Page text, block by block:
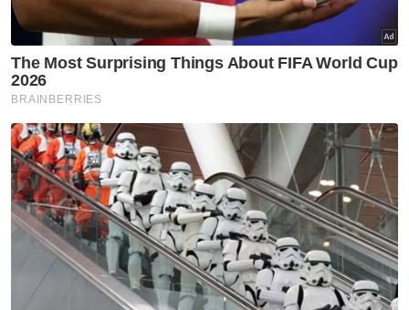
Covid-19.
Produk
Berita Telus & Tulus menerusi E-Mel setiap
hari!